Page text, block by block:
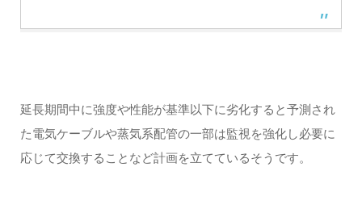
延長期間中に強度や性能が基準以下に劣化すると予測され
た電気ケーブルや蒸気系配管の一部は監視を強化し必要に
応じて交換することなど計画を立てているそうです。